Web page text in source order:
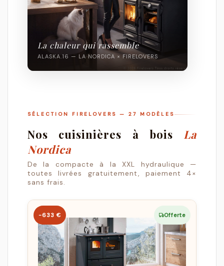
La chaleur qui rassemble
ALASKA.16 — LA NORDICA × FIRELOVERS
SÉLECTION FIRELOVERS — 27 MODÈLES
Nos cuisinières à bois La
Nordica
De la compacte à la XXL hydraulique —
toutes livrées gratuitement, paiement 4×
sans frais.
−633 € Offerte